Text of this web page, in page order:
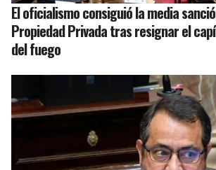
El oficialismo consiguió la media
Propiedad Privada tras resignar el
del fuego